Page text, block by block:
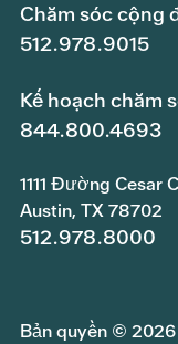
Chăm sóc cộng
512.978.9015
Kế hoạch chăm
844.800.4693
1111 Đường Cesar
Austin, TX 78702
512.978.8000
Bản quyền ©